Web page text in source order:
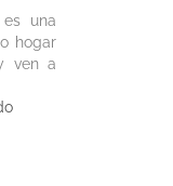
una
hogar
ven a